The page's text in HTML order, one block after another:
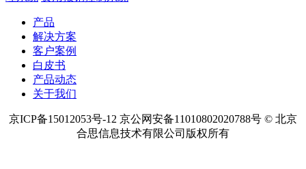
热点内容
预算管理软件 项目预算管理 项目资金管理
费用
管控系统怎么样 费用报销软件系统 费用报销系统 费用报销管
费用报销控制系统